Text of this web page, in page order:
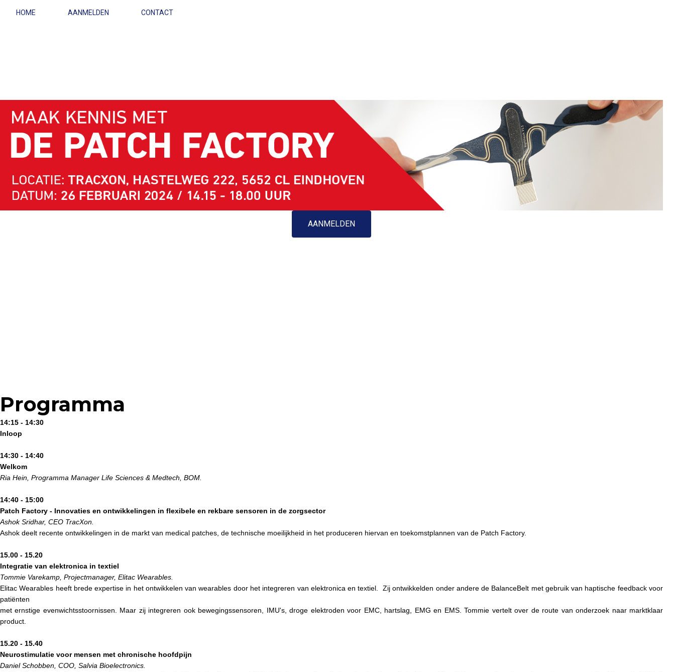
HOME AANMELDEN CONTACT
AANMELDEN
Programma
14:15 - 14:30
Inloop
14:30 - 14:40
Welkom
Ria Hein, Programma Manager Life Sciences & Medtech, BOM.
14:40 - 15:00
Patch Factory - Innovaties en ontwikkelingen in flexibele en rekbare sensoren in de zorgsector
Ashok Sridhar, CEO TracXon.
Ashok deelt recente ontwikkelingen in de markt van medical patches, de technische moeilijkheid in het produceren hiervan en toekomstplannen van de Patch Factory.
15.00 - 15.20
Integratie van elektronica in textiel
Tommie Varekamp, Projectmanager, Elitac Wearables.
Elitac Wearables heeft brede expertise in het ontwikkelen van wearables door het integreren van elektronica en textiel. Zij ontwikkelden onder andere de BalanceBelt met gebruik van haptische feedback voor
patiënten
met ernstige evenwichtsstoornissen. Maar zij integreren ook bewegingssensoren, IMU's, droge elektroden voor EMC, hartslag, EMG en EMS. Tommie vertelt over de route van onderzoek naar marktklaar
product.
15.20 - 15.40
Neurostimulatie voor mensen met chronische hoofdpijn
Daniel Schobben, COO, Salvia Bioelectronics.